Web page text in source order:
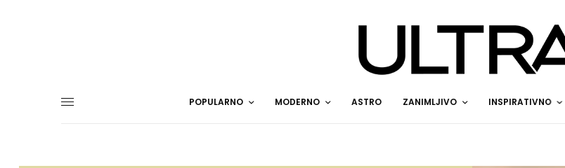
POPULARNO MODERNO ASTRO ZANIMLJIVO INSPIRATIVNO